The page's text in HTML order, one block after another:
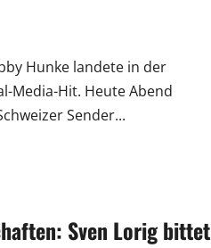
Hunke landete in der
Media-Hit. Heute Abend
Sender...
Sven Lorig bittet